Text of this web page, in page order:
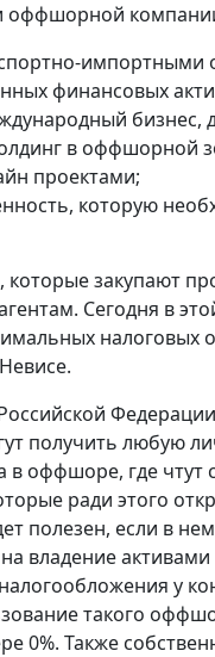
оффшорной
финансовых
бизнес,
в оффшорной
проектами;
которую
закупают
Сегодня в
налоговых
получить любую
в оффшоре, где чтут
ради этого
полезен, если в
владение
у
такого
0%. Также